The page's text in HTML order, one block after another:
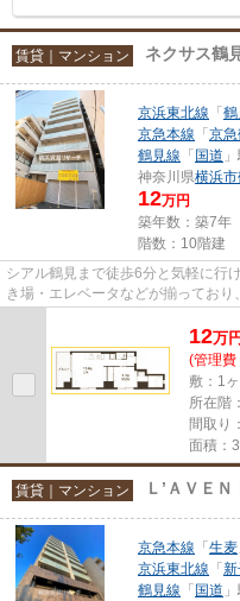
賃貸｜マンション ネクサス鶴
京浜東北線 「
京急本線 「 京
鶴見線 「 国道
神奈川県横浜
12万円
築年数：築7年
階数：10階建
シアル鶴見まで徒歩6分と気軽に行
き場・エレベータなどが揃ってお
12万円
(管理費
敷：1
所在階
間取り
面積：
賃貸｜マンション Ｌ’ＡＶＥ
京急本線 「 生麦
京浜東北線 「
鶴見線 「 国道